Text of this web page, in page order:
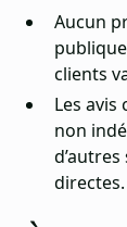
Aucun
clients
Les
non
directes.